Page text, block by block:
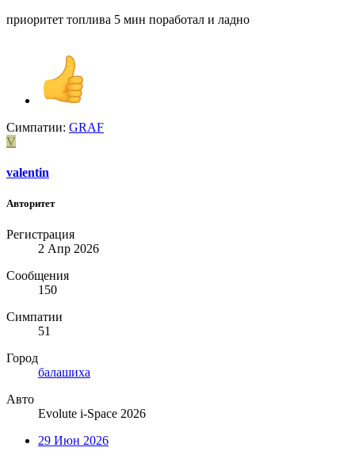
приоритет топлива 5 мин поработал и ладно
Симпатии: GRAF
V
valentin
Авторитет
Регистрация
2 Апр 2026
Сообщения
150
Симпатии
51
Город
балашиха
Авто
Evolute i-Space 2026
29 Июн 2026